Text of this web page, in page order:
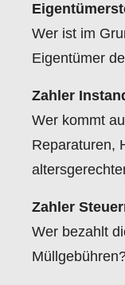
Wer ist im
Eigentümer
Zahler
Wer kommt
Reparaturen,
Zahler
Wer bezahlt